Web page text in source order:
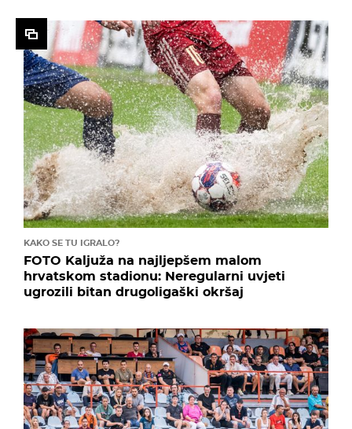
KAKO SE TU IGRALO?
FOTO Kaljuža na najljepšem malom
hrvatskom stadionu: Neregularni uvjeti
ugrozili bitan drugoligaški okršaj